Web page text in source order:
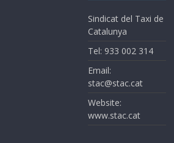
Sindicat del Taxi de
Catalunya
Tel: 933 002 314
Email:
stac@stac.cat
Website:
www.stac.cat